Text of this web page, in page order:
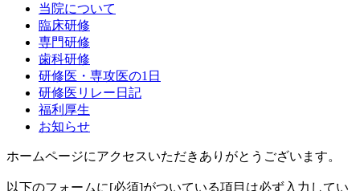
当院について
臨床研修
専門研修
歯科研修
研修医・専攻医の1日
研修医リレー日記
福利厚生
お知らせ
ホームページにアクセスいただきありがとうございます。
以下のフォームに[必須]がついている項目は必ず入力してい